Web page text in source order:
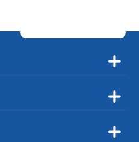


